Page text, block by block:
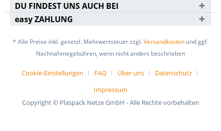
DU FINDEST UNS AUCH BEI
easy ZAHLUNG
* Alle Preise inkl. gesetzl. Mehrwertsteuer zzgl.Versandkosten und ggf.
Nachnahmegebühren, wenn nicht anders beschrieben
Cookie-Einstellungen FAQ Über uns
Datenschutz
Impressum
Copyright © Plaspack Netze GmbH - Alle Rechte vorbehalten